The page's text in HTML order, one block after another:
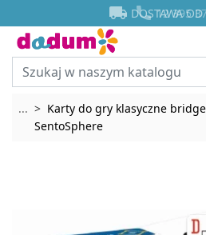

 DOSTAWA


... Rozwiń breadcrumbs
Karty do gry klasyczne
SentoSphere